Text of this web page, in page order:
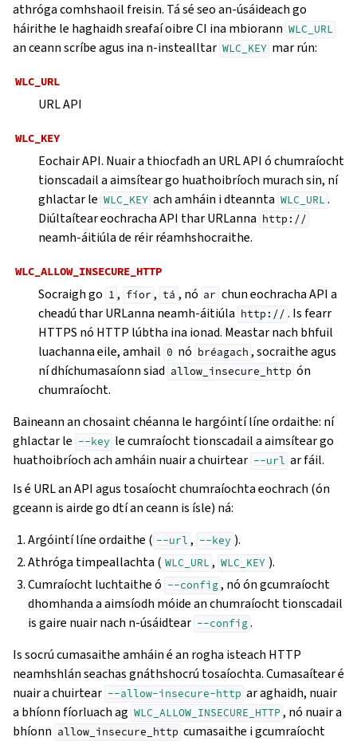
athróga comhshaoil freisin. Tá sé seo an-úsáideach go
háirithe le haghaidh sreafaí oibre CI ina mbiorann WLC_URL
an ceann scríbe agus ina n-instealltar WLC_KEY mar rún:
WLC_URL
URL API
WLC_KEY
Eochair API. Nuair a thiocfadh an URL API ó chumraíocht
tionscadail a aimsítear go huathoibríoch murach sin, ní
ghlactar le WLC_KEY ach amháin i dteannta WLC_URL .
Diúltaítear eochracha API thar URLanna http://
neamh-áitiúla de réir réamhshocraithe.
WLC_ALLOW_INSECURE_HTTP
Socraigh go 1 , fíor , tá , nó ar chun eochracha API a
cheadú thar URLanna neamh-áitiúla http:// . Is fearr
HTTPS nó HTTP lúbtha ina ionad. Meastar nach bhfuil
luachanna eile, amhail 0 nó bréagach , socraithe agus
ní dhíchumasaíonn siad allow_insecure_http ón
chumraíocht.
Baineann an chosaint chéanna le hargóintí líne ordaithe: ní
ghlactar le --key le cumraíocht tionscadail a aimsítear go
huathoibríoch ach amháin nuair a chuirtear --url ar fáil.
Is é URL an API agus tosaíocht chumraíochta eochrach (ón
gceann is airde go dtí an ceann is ísle) ná:
Argóintí líne ordaithe ( --url , --key ).
Athróga timpeallachta ( WLC_URL , WLC_KEY ).
Cumraíocht luchtaithe ó --config , nó ón gcumraíocht
dhomhanda a aimsíodh móide an chumraíocht tionscadail
is gaire nuair nach n-úsáidtear --config .
Is socrú cumasaithe amháin é an rogha isteach HTTP
neamhshlán seachas gnáthshocrú tosaíochta. Cumasaítear é
nuair a chuirtear --allow-insecure-http ar aghaidh, nuair
a bhíonn fíorluach ag WLC_ALLOW_INSECURE_HTTP , nó nuair a
bhíonn allow_insecure_http cumasaithe i gcumraíocht